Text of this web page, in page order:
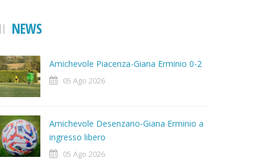
NEWS
Amichevole Piacenza-Giana Erminio 0-2
05 Ago 2026
Amichevole Desenzano-Giana Erminio a
ingresso libero
05 Ago 2026